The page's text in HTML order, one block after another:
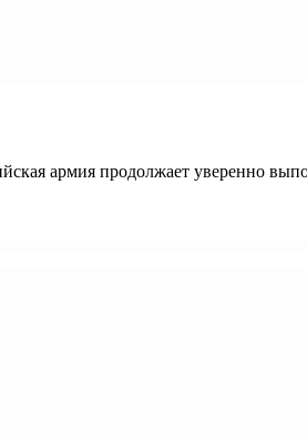
армия продолжает уверенно